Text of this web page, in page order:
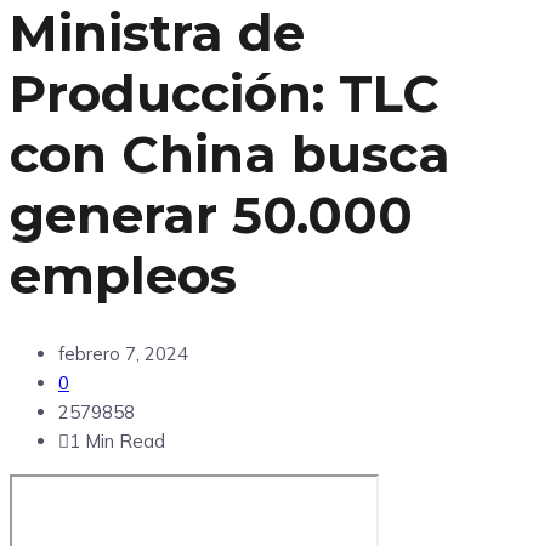
Ministra de
Producción: TLC
con China busca
generar 50.000
empleos
febrero 7, 2024
0
2579858
1 Min Read